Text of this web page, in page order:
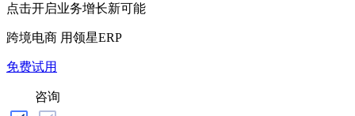
点击开启业务增长新可能
跨境电商 用领星ERP
免费试用
咨询